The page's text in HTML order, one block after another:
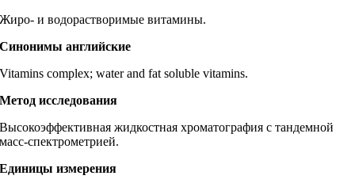
Жиро- и водорастворимые витамины.
Синонимыанглийские
Vitamins complex; water and fat soluble vitamins.
Метод исследования
Высокоэффективная жидкостная хроматография с тандемной
масс-спектрометрией.
Единицы измерения